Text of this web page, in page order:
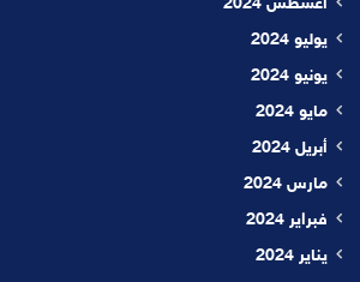
أغسطس 2024
يوليو 2024
يونيو 2024
مايو 2024
أبريل 2024
مارس 2024
فبراير 2024
يناير 2024